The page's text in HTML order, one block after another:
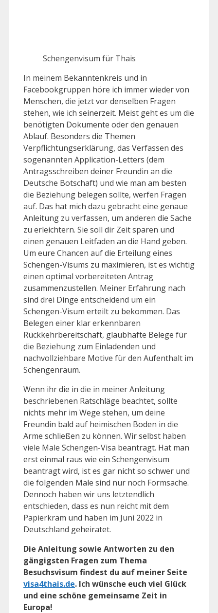
Schengenvisum für Thais
In meinem Bekanntenkreis und in
Facebookgruppen höre ich immer wieder von
Menschen, die jetzt vor denselben Fragen
stehen, wie ich seinerzeit. Meist geht es um die
benötigten Dokumente oder den genauen
Ablauf. Besonders die Themen
Verpflichtungserklärung, das Verfassen des
sogenannten Application-Letters (dem
Antragsschreiben deiner Freundin an die
Deutsche Botschaft) und wie man am besten
die Beziehung belegen sollte, werfen Fragen
auf. Das hat mich dazu gebracht eine genaue
Anleitung zu verfassen, um anderen die Sache
zu erleichtern. Sie soll dir Zeit sparen und
einen genauen Leitfaden an die Hand geben.
Um eure Chancen auf die Erteilung eines
Schengen-Visums zu maximieren, ist es wichtig
einen optimal vorbereiteten Antrag
zusammenzustellen. Meiner Erfahrung nach
sind drei Dinge entscheidend um ein
Schengen-Visum erteilt zu bekommen. Das
Belegen einer klar erkennbaren
Rückkehrbereitschaft, glaubhafte Belege für
die Beziehung zum Einladenden und
nachvollziehbare Motive für den Aufenthalt im
Schengenraum.
Wenn ihr die in die in meiner Anleitung
beschriebenen Ratschläge beachtet, sollte
nichts mehr im Wege stehen, um deine
Freundin bald auf heimischen Boden in die
Arme schließen zu können. Wir selbst haben
viele Male Schengen-Visa beantragt. Hat man
erst einmal raus wie ein Schengenvisum
beantragt wird, ist es gar nicht so schwer und
die folgenden Male sind nur noch Formsache.
Dennoch haben wir uns letztendlich
entschieden, dass es nun reicht mit dem
Papierkram und haben im Juni 2022 in
Deutschland geheiratet.
Die Anleitung sowie Antworten zu den
gängigsten Fragen zum Thema
Besuchsvisum findest du auf meiner Seite
visa4thais.de. Ich wünsche euch viel Glück
und eine schöne gemeinsame Zeit in
Europa!